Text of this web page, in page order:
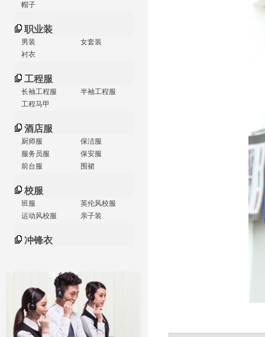
帽子
职业装
男装
女套装
衬衣
工程服
长袖工程服
半袖工程服
工程马甲
酒店服
厨师服
保洁服
服务员服
保安服
前台服
围裙
校服
班服
英伦风校服
运动风校服
亲子装
冲锋衣